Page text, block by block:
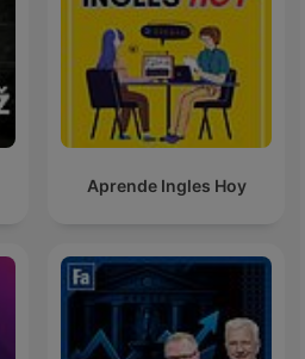
Aprende Ingles Hoy